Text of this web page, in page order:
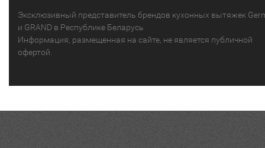
Эксклюзивный представитель брендов кухонных вытяжек
и GRAND в Республике Беларусь
Информация, размещенная на сайте, не является публичной
офертой.